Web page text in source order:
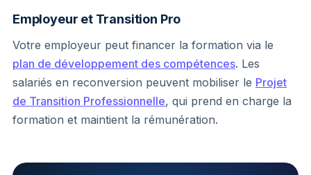
Employeur et Transition Pro
Votre employeur peut financer la formation via le
plan de développement des compétences. Les
salariés en reconversion peuvent mobiliser le Projet
de Transition Professionnelle, qui prend en charge la
formation et maintient la rémunération.